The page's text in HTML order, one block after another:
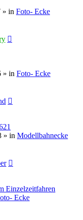
» in Foto- Ecke
» in Foto- Ecke
» in Modellbahnecke
Einzelzeitfahren
Ecke